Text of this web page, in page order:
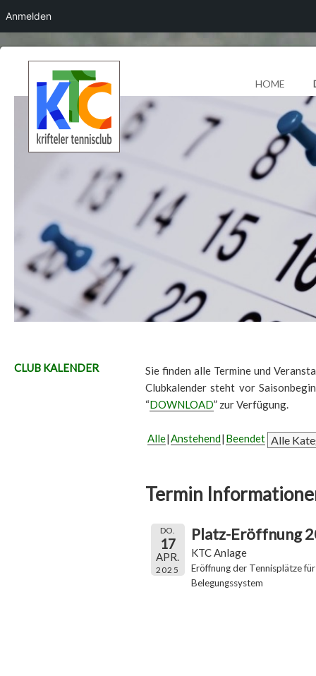
HOME
CLUB KALENDER
Sie finden alle Termine und
Clubkalender steht vor
“DOWNLOAD” zur Verfügung.
Alle Anstehend Beendet
Termin
DO.
17
APR.
2025
Platz-Eröffnung
KTC Anlage
Eröffnung der Tennisplätze
Belegungssystem
Anmelden